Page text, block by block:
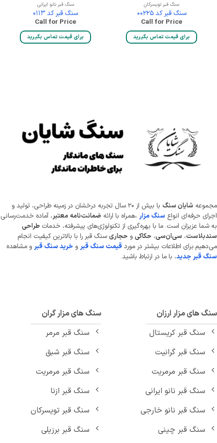
سنگ قبر تویسرکان
سنگ قبر کد 00225
Call for Price
برای قیمت تماس بگیرید
سنگ قبر نانو ایرانی
سنگ قبر کد 0113
Call for Price
برای قیمت تماس بگیرید
شایان سنگ
با بیش از ۲۰ سال تجربه درخشان در زمینه طراحی، تولید و
حرفه‌ای انواعسنگ مزار،همراه با ارائهضمانت‌نامه معتبر، آماده خدمت‌رسانی
عزیزان است. ما با بهره‌گیری از تکنولوژی‌های پیشرفته، خدماتطراحی
،سی‌ان‌سی،حکاکیوحجاریسنگ قبر را با بالاترین کیفیت انجام
اطلاعات بیشتر در موردقیمت سنگ قبروخرید سنگ قبرو مشاهده
قبر جدید، با ما در ارتباط باشید.
های مزار ارزان
سنگ قبر کریستال
سنگ قبر گرانیت
سنگ قبر مرمریت
سنگ قبر نانو ایرانی
سنگ قبر نانو خارجی
سنگ قبر چینی
سنگ های مزار گران
سنگ قبر مرمر
سنگ قبر شبق
سنگ قبر مرمریت
سنگ قبر ازنا
سنگ قبر تویسرکان
سنگ قبر برزیلی